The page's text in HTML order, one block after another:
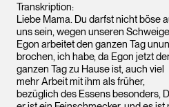
Transkription:
Liebe Mama. Du darfst nicht böse
uns sein, wegen unseren
Egon arbeitet den ganzen Tag
brochen, ich habe, da Egon jetzt
ganzen Tag zu Hause ist, auch viel
mehr Arbeit mit ihm als früher,
bezüglich des Essens besonders,